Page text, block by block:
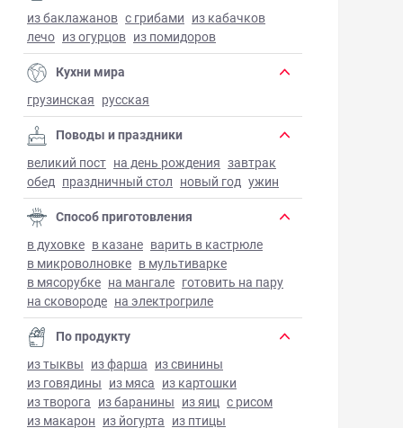
из баклажанов с грибами из кабачков
лечо из огурцов из помидоров
Кухни мира
грузинская русская
Поводы и праздники
великий пост на день рождения завтрак
обед праздничный стол новый год ужин
Способ приготовления
в духовке в казане варить в кастрюле
в микроволновке в мультиварке
в мясорубке на мангале готовить на пару
на сковороде на электрогриле
По продукту
из тыквы из фарша из свинины
из говядины из мяса из картошки
из творога из баранины из яиц с рисом
из макарон из йогурта из птицы